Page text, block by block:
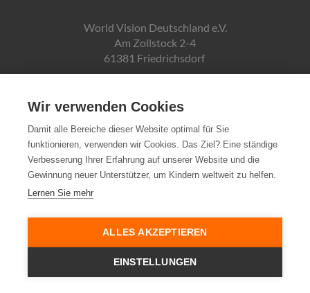
World Vision Deutschland e.V.
Am Zollstock 2-4
61381 Friedrichsdorf
DE19ZZZ00000150171
Spendenkonto:
Pax-Bank für Kirche und Caritas eG
IBAN DE72370601934010500007
Wir verwenden Cookies
Damit alle Bereiche dieser Website optimal für Sie
funktionieren, verwenden wir Cookies. Das Ziel? Eine ständige
Verbesserung Ihrer Erfahrung auf unserer Website und die
Gewinnung neuer Unterstützer, um Kindern weltweit zu helfen.
Lernen Sie mehr
ALLES AKZEPTIEREN
EINSTELLUNGEN